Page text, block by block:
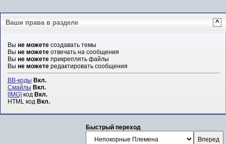
Ваши права в разделе ^
Вы не можетесоздавать темы
Вы не можетеотвечать на сообщения
Вы не можетеприкреплять файлы
Вы не можетередактировать сообщения
BB-коды Вкл.
Смайлы Вкл.
[IMG]код Вкл.
HTML код Вкл.
Быстрый переход